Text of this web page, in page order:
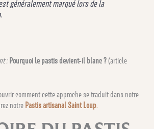
généralement marqué lors de la
: Pourquoi le pastis devient-il blanc ?(article
comment cette approche se traduit dans notre
notre Pastis artisanal Saint Loup.